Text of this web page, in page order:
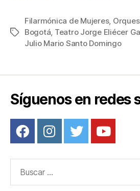
c
e
o
k
tt
er
ail er
e
m
p
tir
Etiquetas
Filarmónica de Mujeres,
Bogotá, Teatro Jorge Eliécer
Julio Mario Santo Domingo
Síguenos en redes